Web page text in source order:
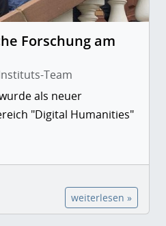
Forschung am
Team
als neuer
"Digital Humanities"
weiterlesen »